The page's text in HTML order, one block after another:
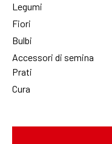
Legumi
Fiori
Bulbi
Accessori di semina
Prati
Cura